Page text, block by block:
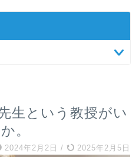
生という教授がい
。
2024年2月2日 / 2025年2月5日